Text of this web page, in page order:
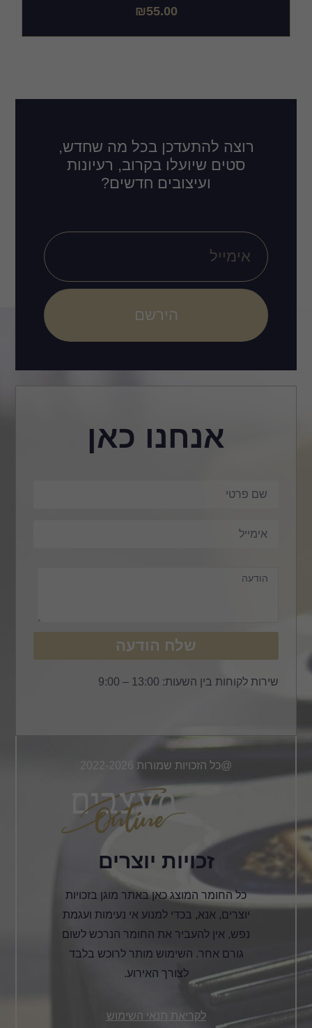
₪55.00
רוצה להתעדכן בכל מה שחדש,
סטים שיועלו בקרוב, רעיונות
ועיצובים חדשים?
הירשם
אנחנו כאן
שלח הודעה
שירות לקוחות בין השעות: 13:00 – 9:00
@כל הזכויות שמורות 2022-2026
זכויות יוצרים
כל החומר המוצג כאן באתר מוגן בזכויות
יוצרים, אנא, בכדי למנוע אי נעימות ועגמת
נפש, אין להעביר את החומר הנרכש לשום
גורם אחר. השימוש מותר לרוכש בלבד
לצורך האירוע.
לקריאת תנאי השימוש